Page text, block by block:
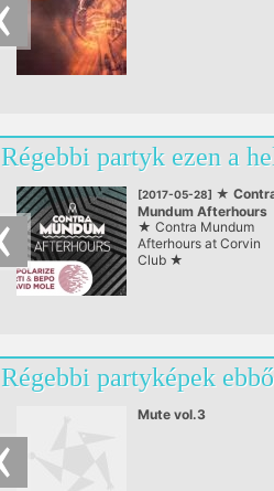
Régebbi partyk ezen a
[2017-05-28] ★
Mundum Afterhours
at Corvin Club ★
★ Contra Mundum
Afterhours at Corvin
Club ★
Régebbi partyképek
Mute vol.3